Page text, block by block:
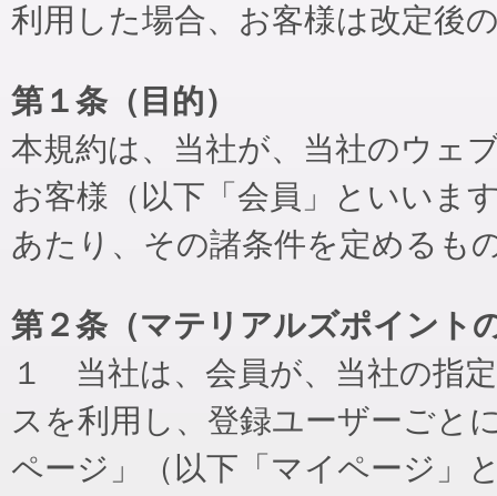
利用した場合、お客様は改定後
第１条（目的）
本規約は、当社が、当社のウェ
お客様（以下「会員」といいま
あたり、その諸条件を定めるも
第２条（マテリアルズポイント
１ 当社は、会員が、当社の指
スを利用し、登録ユーザーごと
ページ」（以下「マイページ」